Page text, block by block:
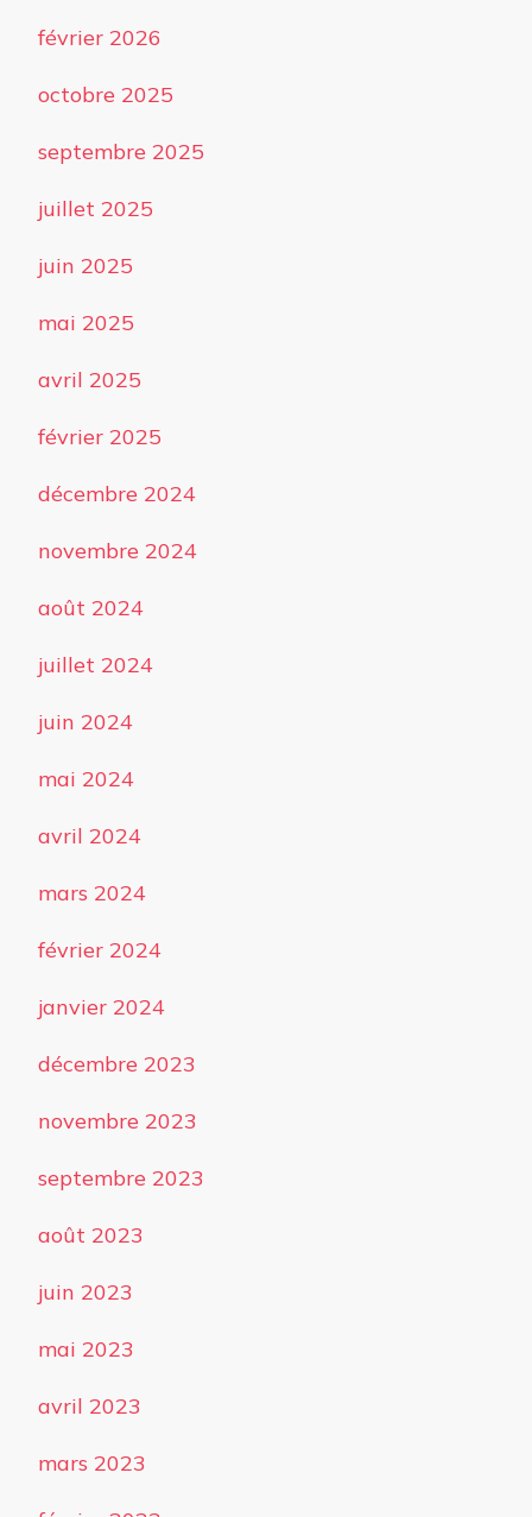
février 2026
octobre 2025
septembre 2025
juillet 2025
juin 2025
mai 2025
avril 2025
février 2025
décembre 2024
novembre 2024
août 2024
juillet 2024
juin 2024
mai 2024
avril 2024
mars 2024
février 2024
janvier 2024
décembre 2023
novembre 2023
septembre 2023
août 2023
juin 2023
mai 2023
avril 2023
mars 2023